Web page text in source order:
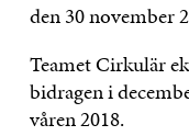
den 30 november
Teamet Cirkulär
bidragen i
våren 2018.